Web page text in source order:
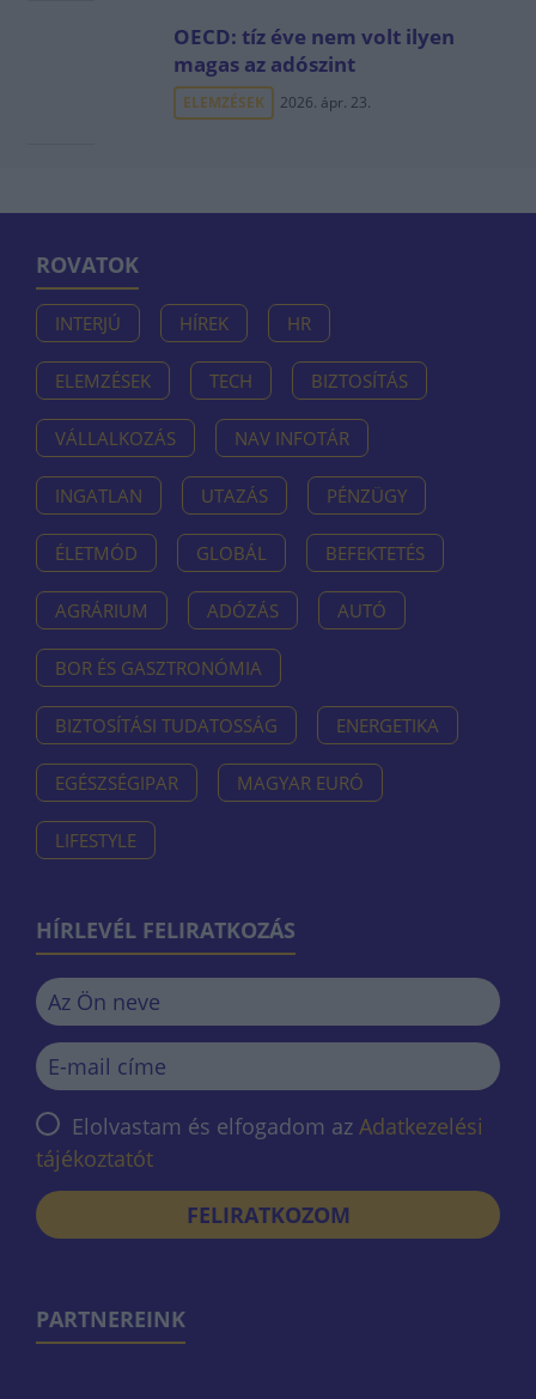
OECD: tíz éve nem volt ilyen
magas az adószint
ELEMZÉSEK 2026. ápr. 23.
ROVATOK
INTERJÚ HÍREK HR
ELEMZÉSEK TECH BIZTOSÍTÁS
VÁLLALKOZÁS NAV INFOTÁR
INGATLAN UTAZÁS PÉNZÜGY
ÉLETMÓD GLOBÁL BEFEKTETÉS
AGRÁRIUM ADÓZÁS AUTÓ
BOR ÉS GASZTRONÓMIA
BIZTOSÍTÁSI TUDATOSSÁG ENERGETIKA
EGÉSZSÉGIPAR MAGYAR EURÓ
LIFESTYLE
HÍRLEVÉL FELIRATKOZÁS
Elolvastam és elfogadom az Adatkezelési
tájékoztatót
FELIRATKOZOM
PARTNEREINK